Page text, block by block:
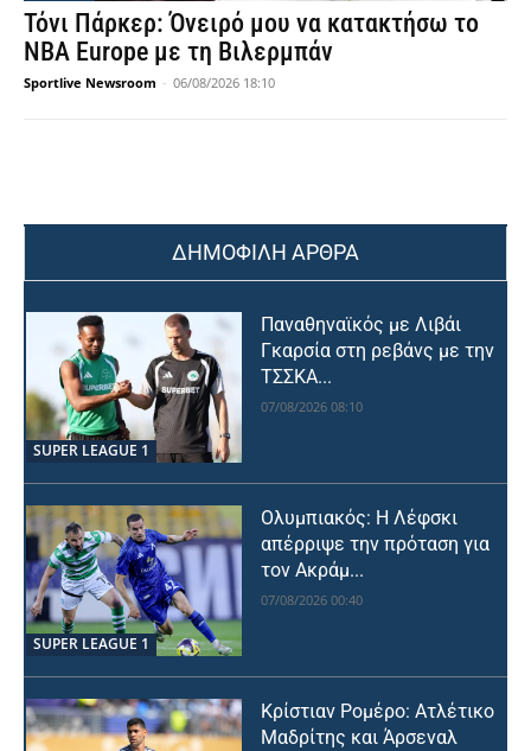
Τόνι Πάρκερ: Όνειρό μου να κατακτήσω το
NBA Europe με τη Βιλερμπάν
Sportlive Newsroom - 06/08/2026 18:10
ΔΗΜΟΦΙΛΗ ΑΡΘΡΑ
SUPER LEAGUE 1
Παναθηναϊκός με Λιβάι
Γκαρσία στη ρεβάνς με την
ΤΣΣΚΑ...
07/08/2026 08:10
SUPER LEAGUE 1
Ολυμπιακός: Η Λέφσκι
απέρριψε την πρόταση για
τον Ακράμ...
07/08/2026 00:40
Κρίστιαν Ρομέρο: Ατλέτικο
Μαδρίτης και Άρσεναλ